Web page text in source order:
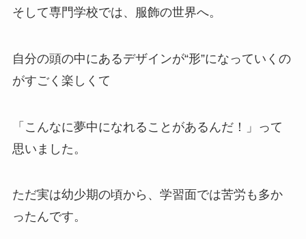
そして専門学校では、服飾の世界へ。
自分の頭の中にあるデザインが“形”になっていくの
がすごく楽しくて
「こんなに夢中になれることがあるんだ！」って
思いました。
ただ実は幼少期の頃から、学習面では苦労も多か
ったんです。